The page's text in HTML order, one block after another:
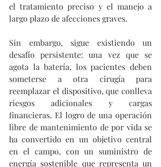
el tratamiento preciso y el manejo a
largo plazo de afecciones graves.
Sin embargo, sigue existiendo un
desafío persistente: una vez que se
agota la batería, los pacientes deben
someterse a otra cirugía para
reemplazar el dispositivo, que conlleva
riesgos adicionales y cargas
financieras. El logro de una operación
libre de mantenimiento de por vida se
ha convertido en un objetivo central
en el campo, con un suministro de
energía sostenible que representa un